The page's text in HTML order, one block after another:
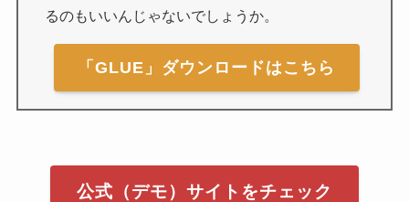
るのもいいんじゃないでしょうか。
「GLUE」ダウンロードはこちら
公式（デモ）サイトをチェック